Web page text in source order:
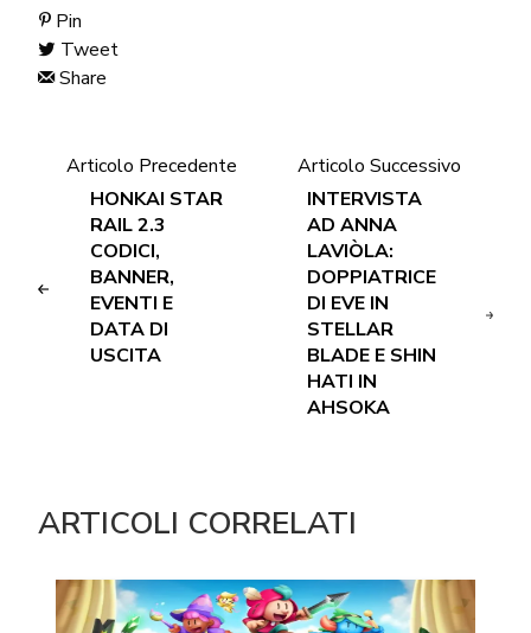
Pin
Tweet
Share
Articolo Precedente
HONKAI STAR
RAIL 2.3
CODICI,
BANNER,
EVENTI E
DATA DI
USCITA
Articolo Successivo
INTERVISTA
AD ANNA
LAVIÒLA:
DOPPIATRICE
DI EVE IN
STELLAR
BLADE E SHIN
HATI IN
AHSOKA
ARTICOLI CORRELATI